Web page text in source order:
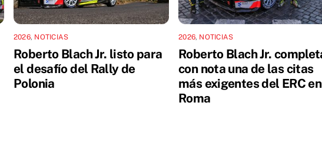
2026, NOTICIAS
Roberto Blach Jr. listo para
el desafío del Rally de
Polonia
2026, NOTICIAS
Roberto Blach Jr.
con nota una de las citas
más exigentes del ERC en
Roma